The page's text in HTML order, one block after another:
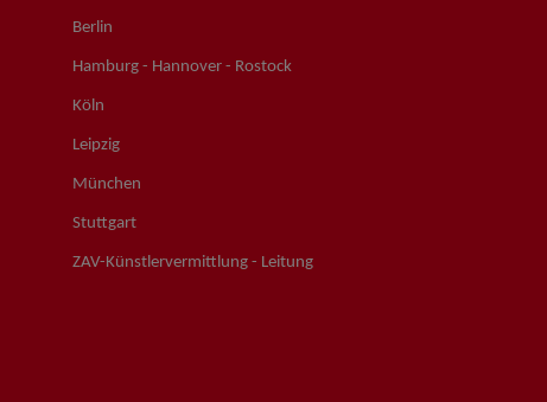
Berlin
Hamburg - Hannover - Rostock
Köln
Leipzig
München
Stuttgart
ZAV-Künstlervermittlung - Leitung